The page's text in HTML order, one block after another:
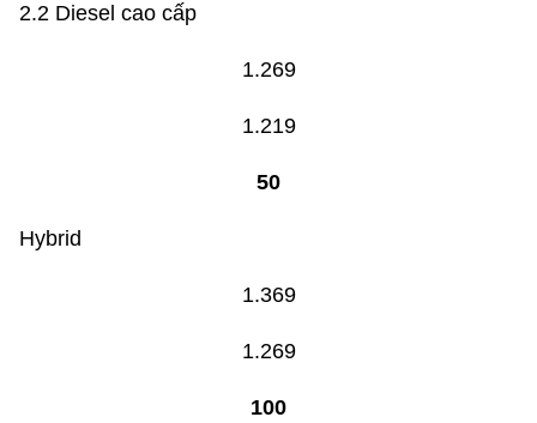
2.2 Diesel cao cấp
1.269
1.219
50
Hybrid
1.369
1.269
100